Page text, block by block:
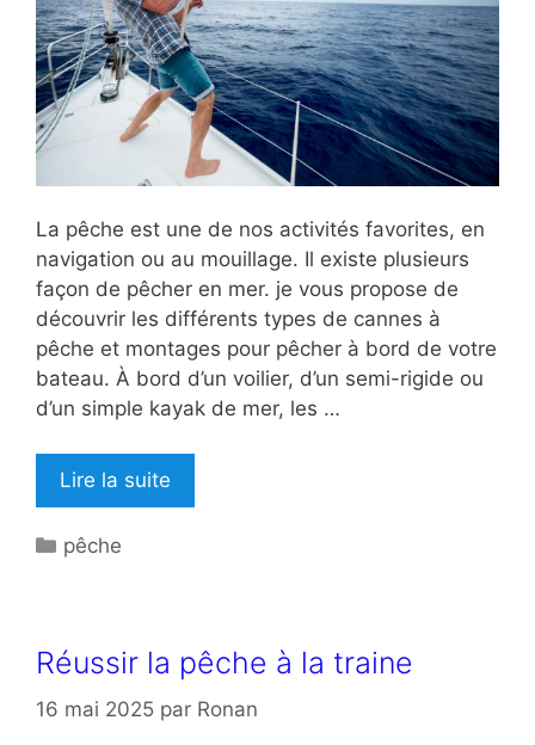
La pêche est une de nos activités favorites, en
navigation ou au mouillage. Il existe plusieurs
façon de pêcher en mer. je vous propose de
découvrir les différents types de cannes à
pêche et montages pour pêcher à bord de votre
bateau. À bord d’un voilier, d’un semi-rigide ou
d’un simple kayak de mer, les …
Lire la suite
Catégories
pêche
Réussir la pêche à la traine
16 mai 2025 par Ronan